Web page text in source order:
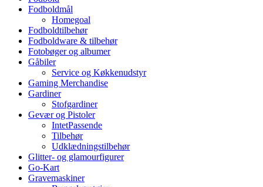
Fodboldmål
Homegoal
Fodboldtilbehør
Fodboldware & tilbehør
Fotobøger og albumer
Gåbiler
Service og Køkkenudstyr
Gaming Merchandise
Gardiner
Stofgardiner
Gevær og Pistoler
IntetPassende
Tilbehør
Udklædningstilbehør
Glitter- og glamourfigurer
Go-Kart
Gravemaskiner